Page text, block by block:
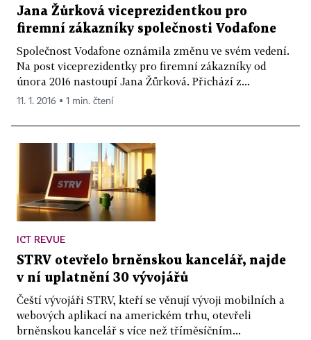
Jana Žůrková viceprezidentkou pro
firemní zákazníky společnosti Vodafone
Společnost Vodafone oznámila změnu ve svém vedení.
Na post viceprezidentky pro firemní zákazníky od
února 2016 nastoupí Jana Žůrková. Přichází z...
11. 1. 2016 ▪ 1 min. čtení
ICT REVUE
STRV otevřelo brněnskou kancelář, najde
v ní uplatnění 30 vývojářů
Čeští vývojáři STRV, kteří se věnují vývoji mobilních a
webových aplikací na americkém trhu, otevřeli
brněnskou kancelář s více než tříměsíčním...